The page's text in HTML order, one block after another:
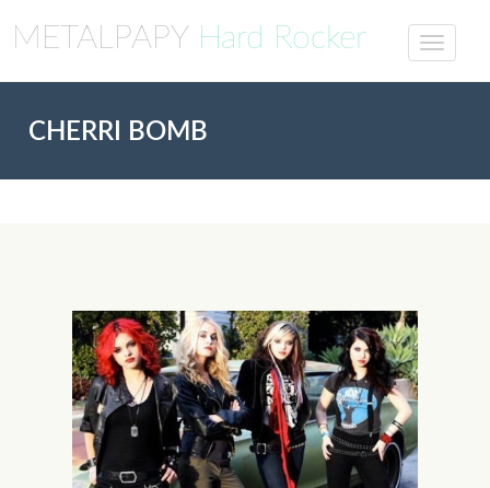
METALPAPY Hard Rocker
CHERRI BOMB